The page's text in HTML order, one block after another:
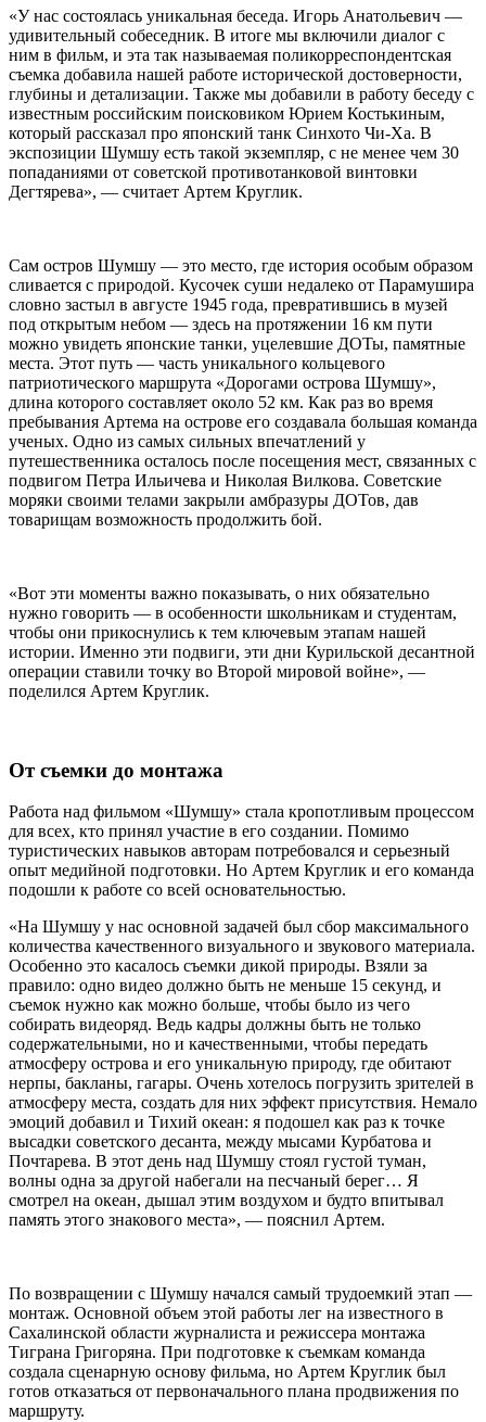
«У нас состоялась уникальная беседа. Игорь Анатольевич —
удивительный собеседник. В итоге мы включили диалог с
ним в фильм, и эта так называемая поликорреспондентская
съемка добавила нашей работе исторической достоверности,
глубины и детализации. Также мы добавили в работу беседу с
известным российским поисковиком Юрием Костькиным,
который рассказал про японский танк Синхото Чи-Ха. В
экспозиции Шумшу есть такой экземпляр, с не менее чем 30
попаданиями от советской противотанковой винтовки
Дегтярева», — считает Артем Круглик.
Сам остров Шумшу — это место, где история особым образом
сливается с природой. Кусочек суши недалеко от Парамушира
словно застыл в августе 1945 года, превратившись в музей
под открытым небом — здесь на протяжении 16 км пути
можно увидеть японские танки, уцелевшие ДОТы, памятные
места. Этот путь — часть уникального кольцевого
патриотического маршрута «Дорогами острова Шумшу»,
длина которого составляет около 52 км. Как раз во время
пребывания Артема на острове его создавала большая команда
ученых. Одно из самых сильных впечатлений у
путешественника осталось после посещения мест, связанных с
подвигом Петра Ильичева и Николая Вилкова. Советские
моряки своими телами закрыли амбразуры ДОТов, дав
товарищам возможность продолжить бой.
«Вот эти моменты важно показывать, о них обязательно
нужно говорить — в особенности школьникам и студентам,
чтобы они прикоснулись к тем ключевым этапам нашей
истории. Именно эти подвиги, эти дни Курильской десантной
операции ставили точку во Второй мировой войне», —
поделился Артем Круглик.
От съемки до монтажа
Работа над фильмом «Шумшу» стала кропотливым процессом
для всех, кто принял участие в его создании. Помимо
туристических навыков авторам потребовался и серьезный
опыт медийной подготовки. Но Артем Круглик и его команда
подошли к работе со всей основательностью.
«На Шумшу у нас основной задачей был сбор максимального
количества качественного визуального и звукового материала.
Особенно это касалось съемки дикой природы. Взяли за
правило: одно видео должно быть не меньше 15 секунд, и
съемок нужно как можно больше, чтобы было из чего
собирать видеоряд. Ведь кадры должны быть не только
содержательными, но и качественными, чтобы передать
атмосферу острова и его уникальную природу, где обитают
нерпы, бакланы, гагары. Очень хотелось погрузить зрителей в
атмосферу места, создать для них эффект присутствия. Немало
эмоций добавил и Тихий океан: я подошел как раз к точке
высадки советского десанта, между мысами Курбатова и
Почтарева. В этот день над Шумшу стоял густой туман,
волны одна за другой набегали на песчаный берег… Я
смотрел на океан, дышал этим воздухом и будто впитывал
память этого знакового места», — пояснил Артем.
По возвращении с Шумшу начался самый трудоемкий этап —
монтаж. Основной объем этой работы лег на известного в
Сахалинской области журналиста и режиссера монтажа
Тиграна Григоряна. При подготовке к съемкам команда
создала сценарную основу фильма, но Артем Круглик был
готов отказаться от первоначального плана продвижения по
маршруту.